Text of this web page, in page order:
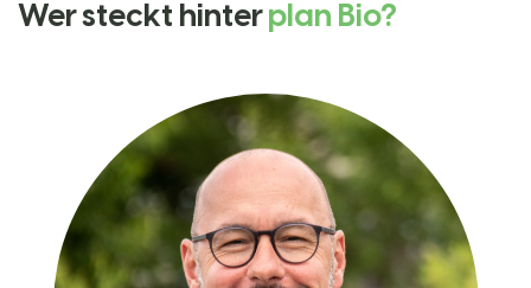
Wer steckt hinterplan Bio?